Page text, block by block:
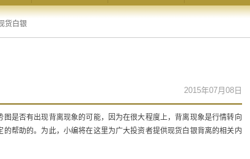
货白银
2015年07月08日
是否有出现背离现象的可能，因为在很大程度上，背离现象是行情转向
帮助的。为此，小编将在这里为广大投资者提供现货白银背离的相关内